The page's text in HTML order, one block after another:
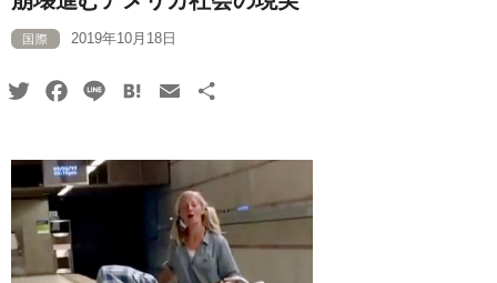
国際 2019年10月18日
TwitterFacebook
Line HatenaEmail